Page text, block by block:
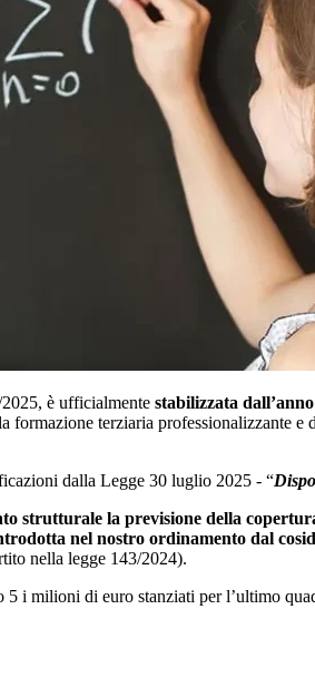
è ufficialmente stabilizzata
formazione terziaria professionalizzante e
dalla Legge 30 luglio 2025 - “
strutturale la previsione della
nel nostro ordinamento dal
nella legge 143/2024).
i milioni di euro stanziati per l’ultimo